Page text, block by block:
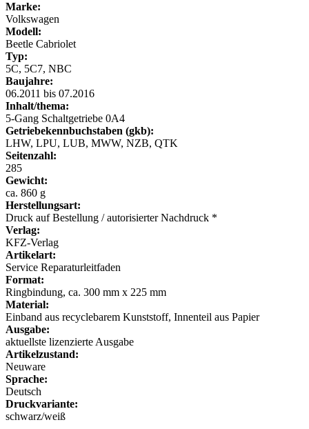
Marke:
Volkswagen
Modell:
Beetle Cabriolet
Typ:
5C, 5C7, NBC
Baujahre:
06.2011 bis 07.2016
Inhalt/thema:
5-Gang Schaltgetriebe 0A4
Getriebekennbuchstaben (gkb):
LHW, LPU, LUB, MWW, NZB, QTK
Seitenzahl:
285
Gewicht:
ca. 860 g
Herstellungsart:
Druck auf Bestellung / autorisierter Nachdruck *
Verlag:
KFZ-Verlag
Artikelart:
Service Reparaturleitfaden
Format:
Ringbindung, ca. 300 mm x 225 mm
Material:
Einband aus recyclebarem Kunststoff, Innenteil aus Papier
Ausgabe:
aktuellste lizenzierte Ausgabe
Artikelzustand:
Neuware
Sprache:
Deutsch
Druckvariante:
schwarz/weiß